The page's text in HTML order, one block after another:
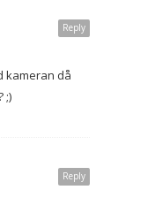
Reply
kameran då
;)
Reply